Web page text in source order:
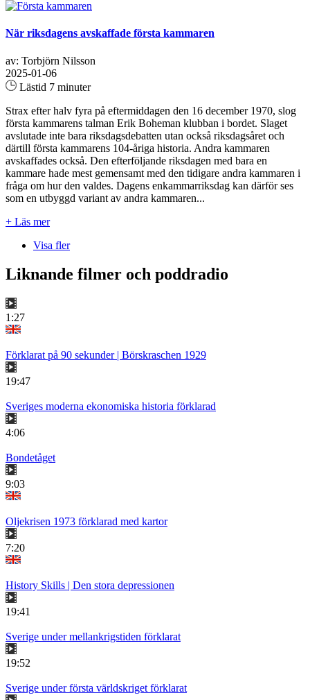
När riksdagens avskaffade första kammaren
av: Torbjörn Nilsson
2025-01-06
Lästid 7 minuter
Strax efter halv fyra på eftermiddagen den 16 december 1970, slog
första kammarens talman Erik Boheman klubban i bordet. Slaget
avslutade inte bara riksdagsdebatten utan också riksdagsåret och
därtill första kammarens 104-åriga historia. Andra kammaren
avskaffades också. Den efterföljande riksdagen med bara en
kammare hade mest gemensamt med den tidigare andra kammaren i
fråga om hur den valdes. Dagens enkammarriksdag kan därför ses
som en utbyggd variant av andra kammaren...
+ Läs mer
Visa fler
Liknande filmer och poddradio
1:27
Förklarat på 90 sekunder | Börskraschen 1929
19:47
Sveriges moderna ekonomiska historia förklarad
4:06
Bondetåget
9:03
Oljekrisen 1973 förklarad med kartor
7:20
History Skills | Den stora depressionen
19:41
Sverige under mellankrigstiden förklarat
19:52
Sverige under första världskriget förklarat